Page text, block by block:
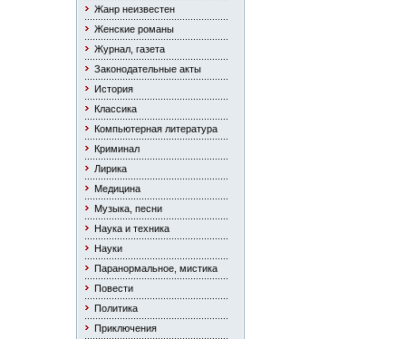
Жанр неизвестен
Женские романы
Журнал, газета
Законодательные акты
История
Классика
Компьютерная литература
Криминал
Лирика
Медицина
Музыка, песни
Наука и техника
Науки
Паранормальное, мистика
Повести
Политика
Приключения